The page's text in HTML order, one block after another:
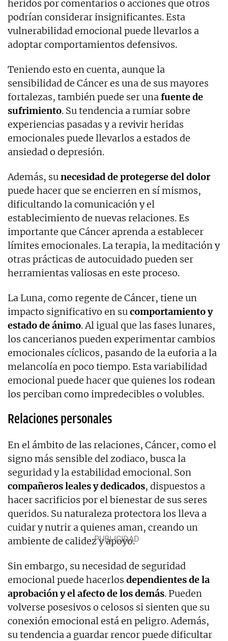
heridos por comentarios o acciones que otros
podrían considerar insignificantes. Esta
vulnerabilidad emocional puede llevarlos a
adoptar comportamientos defensivos.
Teniendo esto en cuenta, aunque la
sensibilidad de Cáncer es una de sus mayores
fortalezas, también puede ser unafuente de
sufrimiento. Su tendencia a rumiar sobre
experiencias pasadas y a revivir heridas
emocionales puede llevarlos a estados de
ansiedad o depresión.
Además, sunecesidad de protegerse del dolor
puede hacer que se encierren en sí mismos,
dificultando la comunicación y el
establecimiento de nuevas relaciones. Es
importante que Cáncer aprenda a establecer
límites emocionales. La terapia, la meditación y
otras prácticas de autocuidado pueden ser
herramientas valiosas en este proceso.
La Luna, como regente de Cáncer, tiene un
impacto significativo en sucomportamiento y
estado de ánimo. Al igual que las fases lunares,
los cancerianos pueden experimentar cambios
emocionales cíclicos, pasando de la euforia a la
melancolía en poco tiempo. Esta variabilidad
emocional puede hacer que quienes los rodean
los perciban como impredecibles o volubles.
Relaciones personales
En el ámbito de las relaciones, Cáncer, como el
signo más sensible del zodiaco, busca la
seguridad y la estabilidad emocional. Son
compañeros leales y dedicados, dispuestos a
hacer sacrificios por el bienestar de sus seres
queridos. Su naturaleza protectora los lleva a
cuidar y nutrir a quienes aman, creando un
ambiente de calidez y apoyo.
Sin embargo, su necesidad de seguridad
emocional puede hacerlos dependientes de la
aprobación y el afecto de los demás. Pueden
volverse posesivos o celosos si sienten que su
conexión emocional está en peligro. Además,
su tendencia a guardar rencor puede dificultar